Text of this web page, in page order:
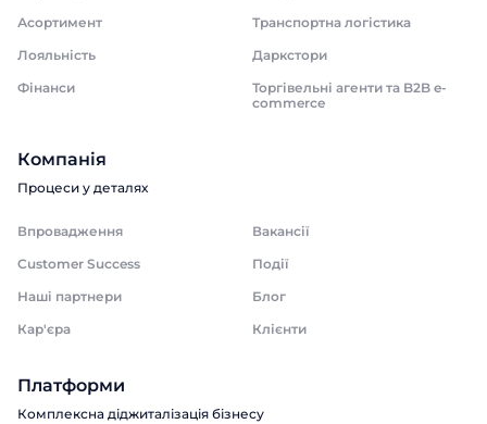
Асортимент
Транспортна логістика
Лояльність
Даркстори
Фінанси
Торгівельні агенти та B2B e-
commerce
Компанія
Процеси у деталях
Впровадження
Вакансії
Customer Success
Події
Наші партнери
Блог
Кар'єра
Клієнти
Платформи
Комплексна діджиталізація бізнесу